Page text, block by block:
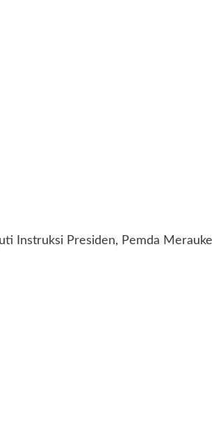
Instruksi Presiden, Pemda Merauke